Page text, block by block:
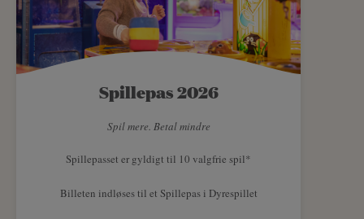
Spillepas 2026
Spil mere. Betal mindre
Spillepasset er gyldigt til 10 valgfrie spil*
Billeten indløses til et Spillepas i Dyrespillet